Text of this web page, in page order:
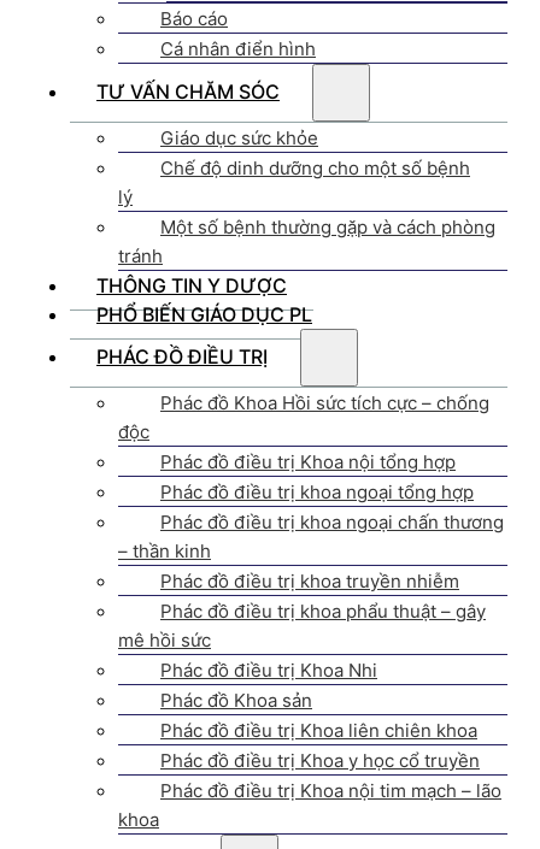
Báo cáo
Cá nhân điển hình
TƯ VẤN CHĂM SÓC
Giáo dục sức khỏe
Chế độ dinh dưỡng cho một số bệnh
lý
Một số bệnh thường gặp và cách phòng
tránh
THÔNG TIN Y DƯỢC
PHỔ BIẾN GIÁO DỤC PL
PHÁC ĐỒ ĐIỀU TRỊ
Phác đồ Khoa Hồi sức tích cực – chống
độc
Phác đồ điều trị Khoa nội tổng hợp
Phác đồ điều trị khoa ngoại tổng hợp
Phác đồ điều trị khoa ngoại chấn thương
– thần kinh
Phác đồ điều trị khoa truyền nhiễm
Phác đồ điều trị khoa phẩu thuật – gây
mê hồi sức
Phác đồ điều trị Khoa Nhi
Phác đồ Khoa sản
Phác đồ điều trị Khoa liên chiên khoa
Phác đồ điều trị Khoa y học cổ truyền
Phác đồ điều trị Khoa nội tim mạch – lão
khoa